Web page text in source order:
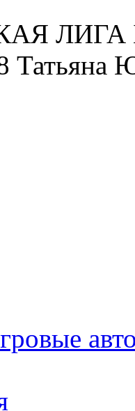
ЛИГА
Татьяна